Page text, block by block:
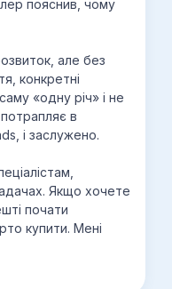
пояснив, чому
але без
конкретні
«одну річ» і не
в
і заслужено.
Якщо хочете
почати
купити. Мені